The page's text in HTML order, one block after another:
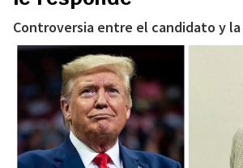
Controversia entre el candidato y